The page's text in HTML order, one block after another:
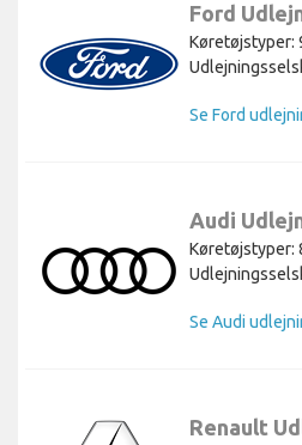
Ford
Køretøjstyper:
Se Ford
Audi
Køretøjstyper:
Se Audi
Renault